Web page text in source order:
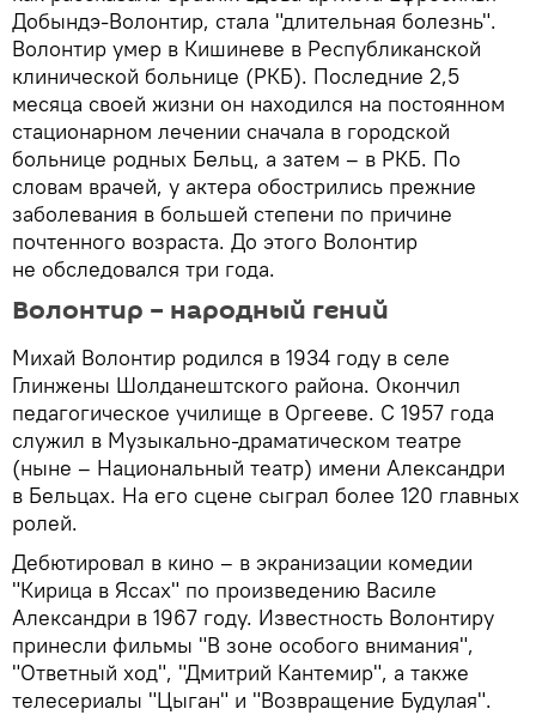
Добындэ-Волонтир, стала "длительная болезнь".
Волонтир умер в Кишиневе в Республиканской
клинической больнице (РКБ). Последние 2,5
месяца своей жизни он находился на постоянном
стационарном лечении сначала в городской
больнице родных Бельц, а затем – в РКБ. По
словам врачей, у актера обострились прежние
заболевания в большей степени по причине
почтенного возраста. До этого Волонтир
не обследовался три года.
Волонтир – народный гений
Михай Волонтир родился в 1934 году в селе
Глинжены Шолданештского района. Окончил
педагогическое училище в Оргееве. С 1957 года
служил в Музыкально-драматическом театре
(ныне – Национальный театр) имени Александри
в Бельцах. На его сцене сыграл более 120 главных
ролей.
Дебютировал в кино – в экранизации комедии
"Кирица в Яссах" по произведению Василе
Александри в 1967 году. Известность Волонтиру
принесли фильмы "В зоне особого внимания",
"Ответный ход", "Дмитрий Кантемир", а также
телесериалы "Цыган" и "Возвращение Будулая".